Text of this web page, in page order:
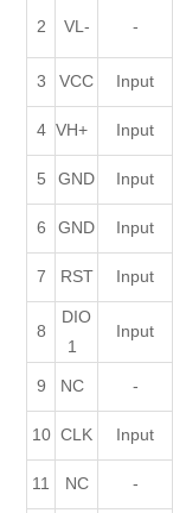
2 VL- -
3 VCC Input
4 VH+ Input
5 GND Input
6 GND Input
7 RST Input
8
DIO
1
Input
9 NC -
10 CLK Input
11 NC -